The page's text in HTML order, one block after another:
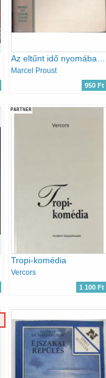
Marcel Proust
950 Ft
PARTNER
Tropi-komédia
Vercors
1 100 Ft